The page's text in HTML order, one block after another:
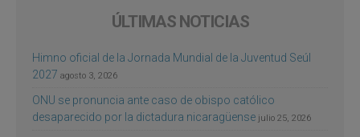
ÚLTIMAS NOTICIAS
Himno oficial de la Jornada Mundial de la Juventud Seúl
2027 agosto 3, 2026
ONU se pronuncia ante caso de obispo católico
desaparecido por la dictadura nicaragüense julio 25, 2026